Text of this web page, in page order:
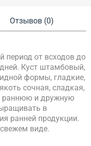
Отзывов (0)
период от всходов до
Куст штамбовый,
формы, гладкие,
сочная, сладкая,
раннюю и дружную
в
ранней продукции.
виде.